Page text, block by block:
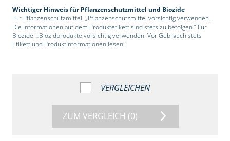
Wichtiger Hinweis für Pflanzenschutzmittel und Biozide
Für Pflanzenschutzmittel: „Pflanzenschutzmittel vorsichtig verwenden.
Die Informationen auf dem Produktetikett sind stets zu befolgen.“ Für
Biozide: „Biozidprodukte vorsichtig verwenden. Vor Gebrauch stets
Etikett und Produktinformationen lesen.“
VERGLEICHEN
ZUM VERGLEICH (0)